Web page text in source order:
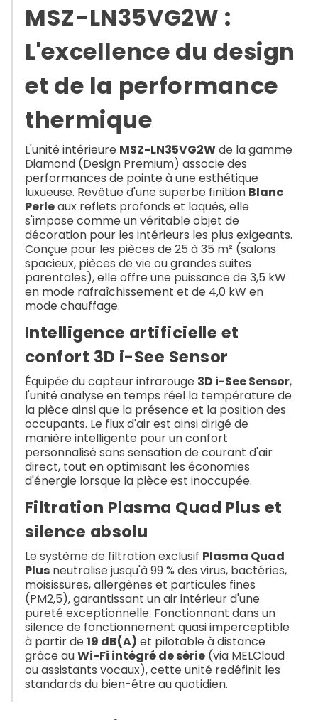
MSZ-LN35VG2W :
L'excellence du design
et de la performance
thermique
L'unité intérieure MSZ-LN35VG2Wde la gamme
Diamond (Design Premium) associe des
performances de pointe à une esthétique
luxueuse. Revêtue d'une superbe finition Blanc
Perleaux reflets profonds et laqués, elle
s'impose comme un véritable objet de
décoration pour les intérieurs les plus exigeants.
Conçue pour les pièces de 25 à 35 m² (salons
spacieux, pièces de vie ou grandes suites
parentales), elle offre une puissance de 3,5 kW
en mode rafraîchissement et de 4,0 kW en
mode chauffage.
Intelligence artificielle et
confort 3D i-See Sensor
Équipée du capteur infrarouge 3D i-See Sensor,
l'unité analyse en temps réel la température de
la pièce ainsi que la présence et la position des
occupants. Le flux d'air est ainsi dirigé de
manière intelligente pour un confort
personnalisé sans sensation de courant d'air
direct, tout en optimisant les économies
d'énergie lorsque la pièce est inoccupée.
Filtration Plasma Quad Plus et
silence absolu
Le système de filtration exclusif Plasma Quad
Plus neutralise jusqu'à 99 % des virus, bactéries,
moisissures, allergènes et particules fines
(PM2,5), garantissant un air intérieur d'une
pureté exceptionnelle. Fonctionnant dans un
silence de fonctionnement quasi imperceptible
à partir de19 dB(A) et pilotable à distance
grâce auWi-Fi intégré de série (via MELCloud
ou assistants vocaux), cette unité redéfinit les
standards du bien-être au quotidien.